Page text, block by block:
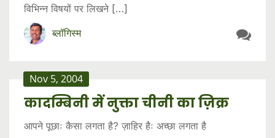
विभिन्न विषयों पर लिखने […]
ब्लॉगिस्म
Nov 5, 2004
कादम्बिनी में नुक्ता चीनी का ज़िक्र
आपने पूछाः कैसा लगता है? ज़ाहिर हैः अच्छा लगता है